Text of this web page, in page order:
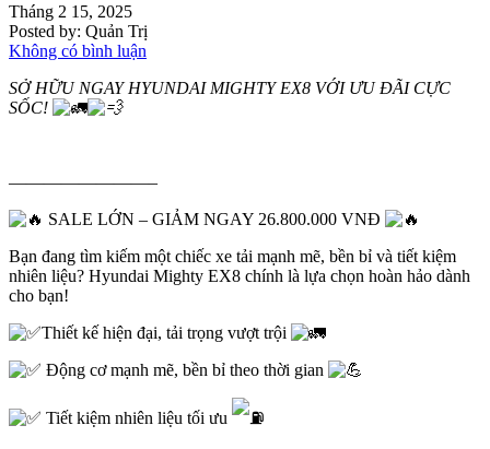
Tháng 2 15, 2025
Posted by: Quản Trị
Không có bình luận
SỞ HỮU NGAY HYUNDAI MIGHTY EX8 VỚI ƯU ĐÃI CỰC
SỐC!
————————–
SALE LỚN – GIẢM NGAY 26.800.000 VNĐ
Bạn đang tìm kiếm một chiếc xe tải mạnh mẽ, bền bỉ và tiết kiệm
nhiên liệu? Hyundai Mighty EX8 chính là lựa chọn hoàn hảo dành
cho bạn!
Thiết kế hiện đại, tải trọng vượt trội
Động cơ mạnh mẽ, bền bỉ theo thời gian
Tiết kiệm nhiên liệu tối ưu